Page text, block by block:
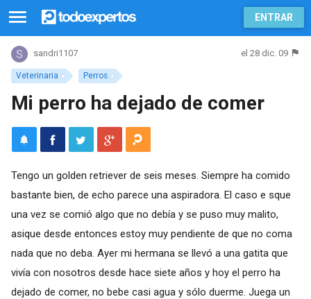
ENTRAR
Veterinaria Perros
sandri1107 el 28 dic. 09
Mi perro ha dejado de comer
Tengo un golden retriever de seis meses. Siempre ha comido
bastante bien, de echo parece una aspiradora. El caso e sque
una vez se comió algo que no debía y se puso muy malito,
asique desde entonces estoy muy pendiente de que no coma
nada que no deba. Ayer mi hermana se llevó a una gatita que
vivía con nosotros desde hace siete años y hoy el perro ha
dejado de comer, no bebe casi agua y sólo duerme. Juega un